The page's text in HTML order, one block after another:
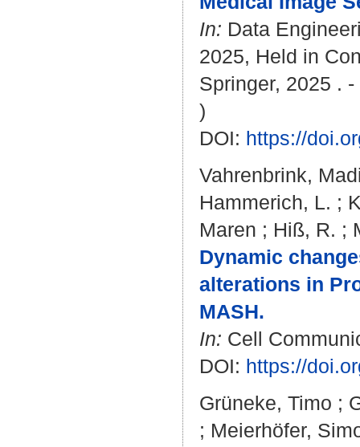
In: Data
2025, Held in
Springer, 2025 .
)
DOI: https://
Vahrenbrink,
Hammerich, L. ;
Maren ; Hiß, R. ;
Dynamic
alterations in
MASH.
In: Cell
DOI: https://
Grüneke, Timo ;
; Meierhöfer,